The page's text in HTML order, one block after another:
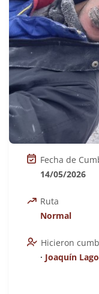
Fecha de
14/05/2026
Ruta
Normal
Hicieron
∙ Joaquín